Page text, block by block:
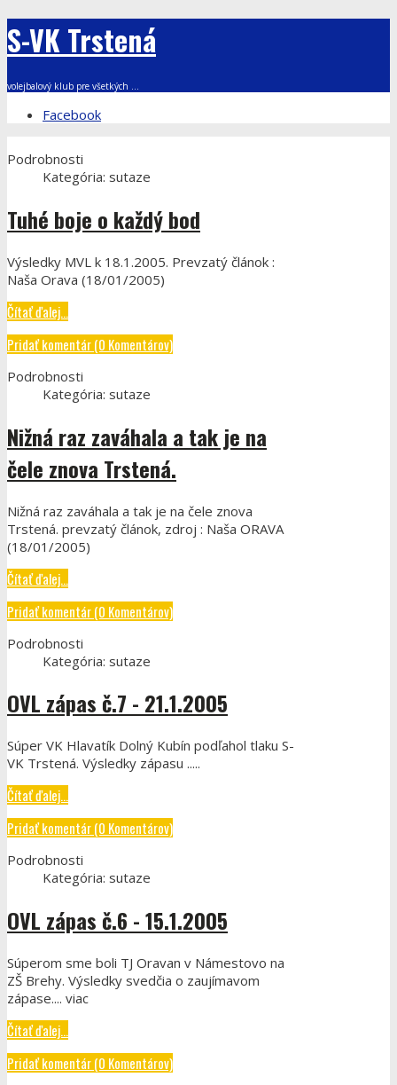
S-VK Trstená
volejbalový klub pre všetkých ...
Facebook
Podrobnosti
Kategória: sutaze
Tuhé boje o každý bod
Výsledky MVL k 18.1.2005. Prevzatý článok :
Naša Orava (18/01/2005)
Čítať ďalej...
Pridať komentár (0 Komentárov)
Podrobnosti
Kategória: sutaze
Nižná raz zaváhala a tak je na
čele znova Trstená.
Nižná raz zaváhala a tak je na čele znova
Trstená. prevzatý článok, zdroj : Naša ORAVA
(18/01/2005)
Čítať ďalej...
Pridať komentár (0 Komentárov)
Podrobnosti
Kategória: sutaze
OVL zápas č.7 - 21.1.2005
Súper VK Hlavatík Dolný Kubín podľahol tlaku S-
VK Trstená. Výsledky zápasu .....
Čítať ďalej...
Pridať komentár (0 Komentárov)
Podrobnosti
Kategória: sutaze
OVL zápas č.6 - 15.1.2005
Súperom sme boli TJ Oravan v Námestovo na
ZŠ Brehy. Výsledky svedčia o zaujímavom
zápase.... viac
Čítať ďalej...
Pridať komentár (0 Komentárov)